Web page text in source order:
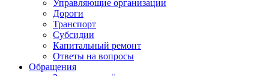
Управляющие организации
Дороги
Транспорт
Субсидии
Капитальный ремонт
Ответы на вопросы
Обращения